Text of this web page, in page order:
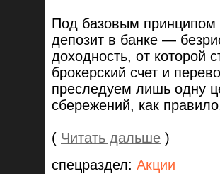
Под базовым принципом
депозит в банке —
доходность, от которой
брокерский счет и
преследуем лишь одну
сбережений, как
( Читать дальше )
спецраздел: Акции